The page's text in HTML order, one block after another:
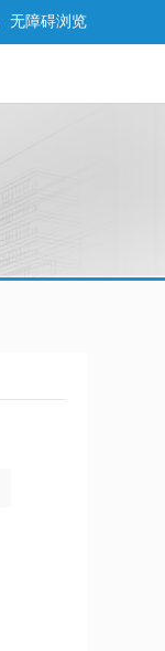
无障碍浏览